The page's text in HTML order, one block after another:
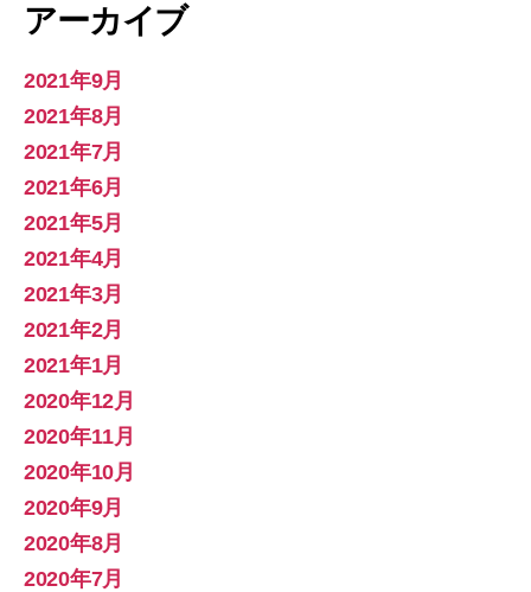
アーカイブ
2021年9月
2021年8月
2021年7月
2021年6月
2021年5月
2021年4月
2021年3月
2021年2月
2021年1月
2020年12月
2020年11月
2020年10月
2020年9月
2020年8月
2020年7月